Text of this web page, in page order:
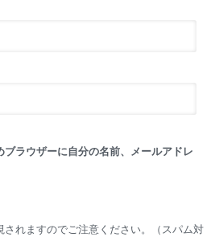
ラウザーに自分の名前、メールアドレ
されますのでご注意ください。（スパム対